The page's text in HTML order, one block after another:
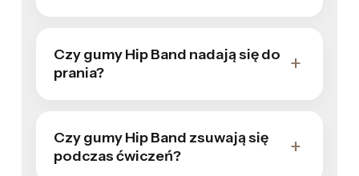
Czy gumy Hip Band nadają się do
prania?
Czy gumy Hip Band zsuwają się
podczas ćwiczeń?